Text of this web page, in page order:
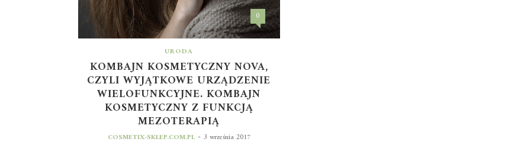
0
URODA
KOMBAJN KOSMETYCZNY NOVA,
CZYLI WYJĄTKOWE URZĄDZENIE
WIELOFUNKCYJNE. KOMBAJN
KOSMETYCZNY Z FUNKCJĄ
MEZOTERAPIĄ
COSMETIX-SKLEP.COM.PL - 3 września 2017